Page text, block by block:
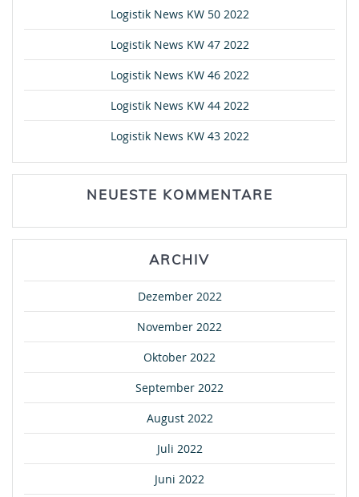
Logistik News KW 50 2022
Logistik News KW 47 2022
Logistik News KW 46 2022
Logistik News KW 44 2022
Logistik News KW 43 2022
NEUESTE KOMMENTARE
ARCHIV
Dezember 2022
November 2022
Oktober 2022
September 2022
August 2022
Juli 2022
Juni 2022